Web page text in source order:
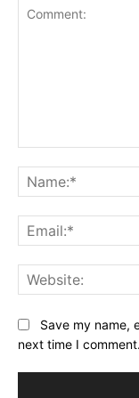
Save my name,
next time I comment.